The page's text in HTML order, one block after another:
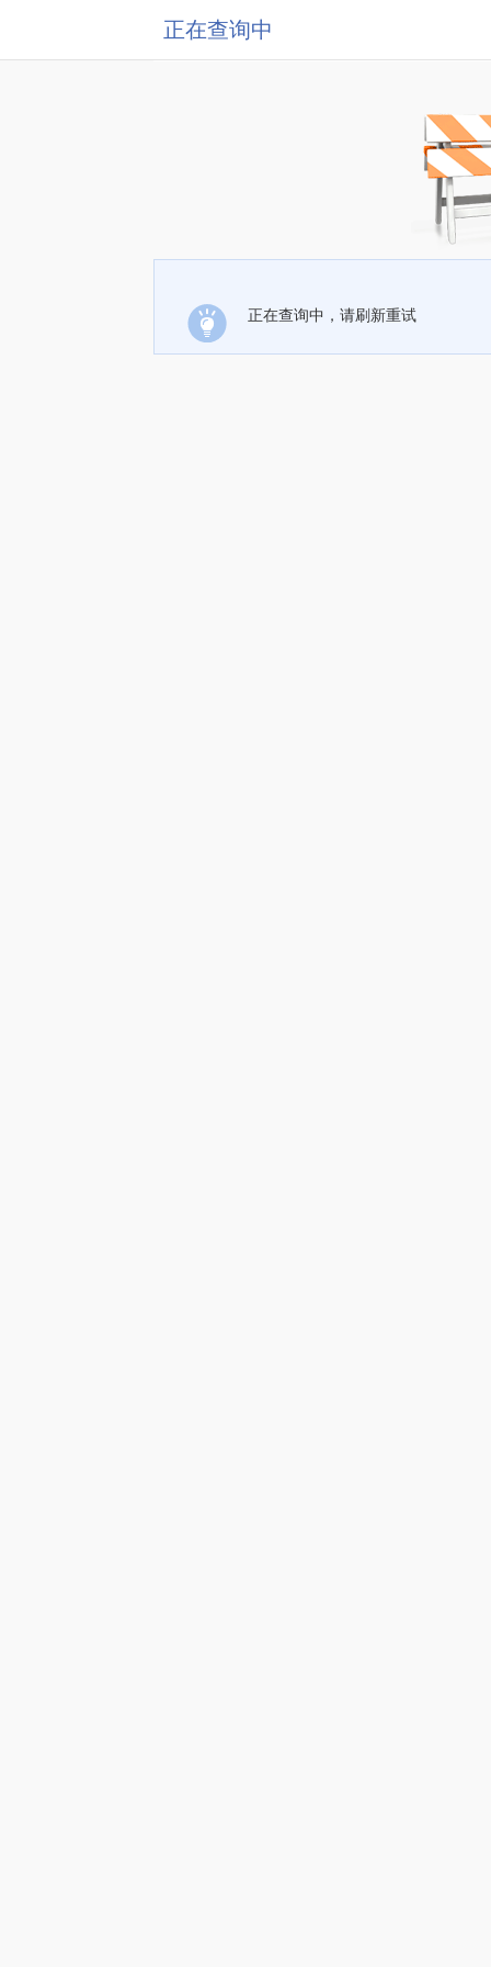
正在查询中
正在查询中，请刷新重试